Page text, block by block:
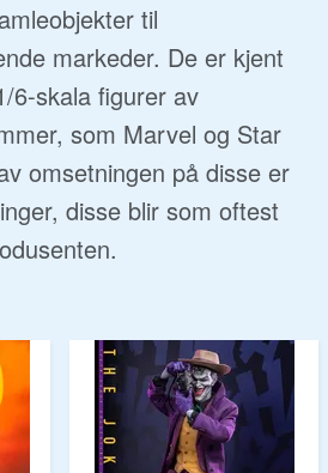
til
markeder. De er kjent
6-skala figurer av
som Marvel og Star
omsetningen på disse er
disse blir som oftest